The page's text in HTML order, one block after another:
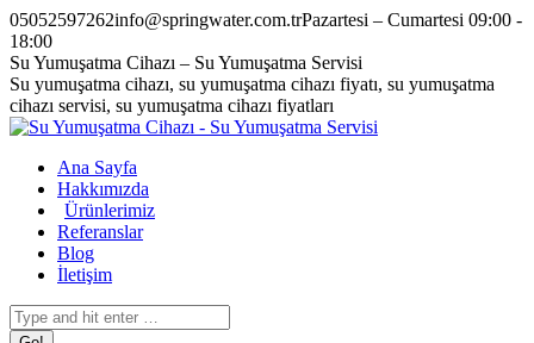
Skip
to
content
05052597262info@springwater.com.trPazartesi – Cumartesi 09:00 -
18:00
Facebook
page
opens
in
window
Twitter
page
opens
in
window
Pinterest
page
opens
in
window
Instagram
page
opens
in
window
Su Yumuşatma Cihazı – Su Yumuşatma Servisi
Su yumuşatma cihazı, su yumuşatma cihazı fiyatı, su yumuşatma
cihazı servisi, su yumuşatma cihazı fiyatları
Ana Sayfa
Hakkımızda
Ürünlerimiz
Referanslar
Blog
İletişim
Search: